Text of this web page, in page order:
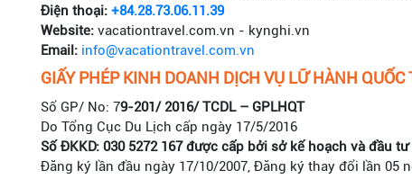
Điện thoại: +84.28.73.06.11.39
Website: vacationtravel.com.vn - kynghi.vn
Email: info@vacationtravel.com.vn
GIẤY PHÉP KINH DOANH DỊCH VỤ LỮ HÀNH QUỐC
Số GP/ No: 79-201/ 2016/ TCDL – GPLHQT
Do Tổng Cục Du Lịch cấp ngày 17/5/2016
Số ĐKKD: 030 5272 167 được cấp bởi sở kế hoạch và đầu
Đăng ký lần đầu ngày 17/10/2007, Đăng ký thay đổi lần 05